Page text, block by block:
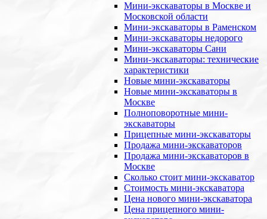
Мини-экскаваторы в Москве и
Московской области
Мини-экскаваторы в Раменском
Мини-экскаваторы недорого
Мини-экскаваторы Сани
Мини-экскаваторы: технические
характеристики
Новые мини-экскаваторы
Новые мини-экскаваторы в
Москве
Полноповоротные мини-
экскаваторы
Прицепные мини-экскаваторы
Продажа мини-экскаваторов
Продажа мини-экскаваторов в
Москве
Сколько стоит мини-экскаватор
Стоимость мини-экскаватора
Цена нового мини-экскаватора
Цена прицепного мини-